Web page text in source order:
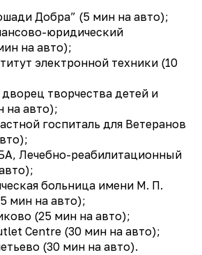
Добра” (5 мин на авто);
юридический
на авто);
электронной техники (10
творчества детей и
на авто);
госпиталь для Ветеранов
Лечебно-реабилитационный
больница имени М. П.
мин на авто);
(25 мин на авто);
Сеntrе (30 мин на авто);
(30 мин на авто).